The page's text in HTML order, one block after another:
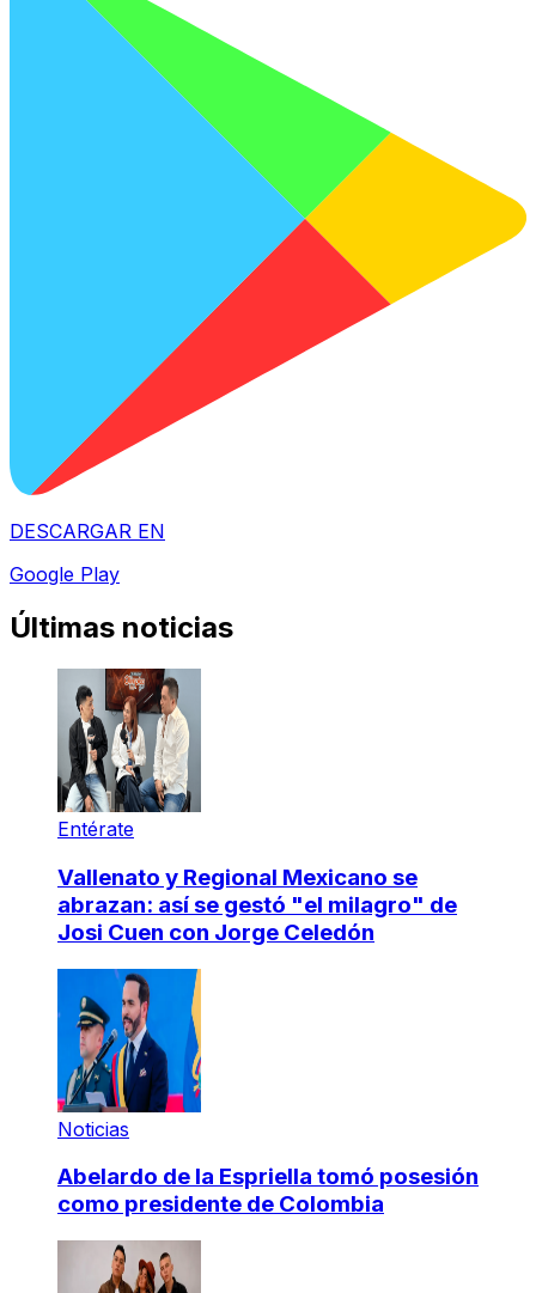
DESCARGAR EN
Google Play
Últimas noticias
Entérate
Vallenato y Regional Mexicano se
abrazan: así se gestó "el milagro" de
Josi Cuen con Jorge Celedón
Noticias
Abelardo de la Espriella tomó posesión
como presidente de Colombia